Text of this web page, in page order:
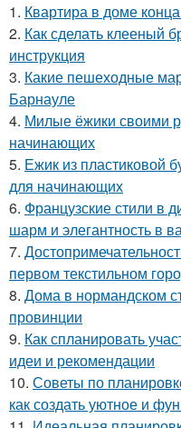
1. Квартира в доме
2. Как сделать клееный
инструкция
3. Какие пешеходные
Барнауле
4. Милые ёжики своими
начинающих
5. Ежик из пластиковой
для начинающих
6. Французские стили в
шарм и элегантность в
7.
первом текстильном
8. Дома в нормандском
провинции
9. Как спланировать
идеи и рекомендации
10. Советы по
как создать уютное и